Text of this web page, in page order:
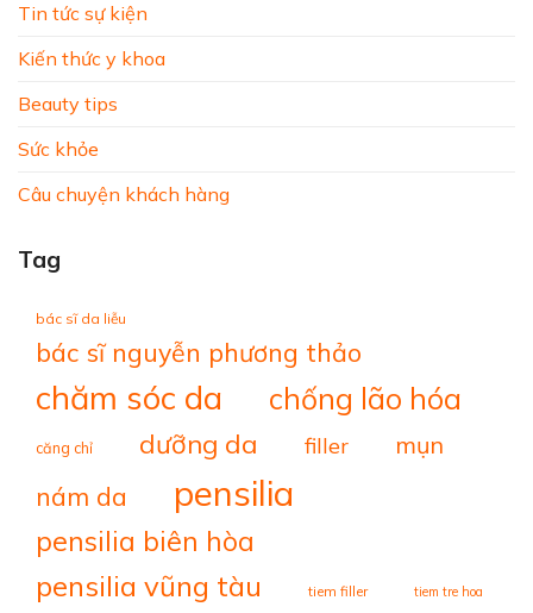
Tin tức sự kiện
Kiến thức y khoa
Beauty tips
Sức khỏe
Câu chuyện khách hàng
Tag
bác sĩ da liễu
bác sĩ nguyễn phương thảo
chăm sóc da chống lão hóa
căng chỉ dưỡng da filler mụn
nám da pensilia
pensilia biên hòa
pensilia vũng tàu tiem filler tiem tre hoa